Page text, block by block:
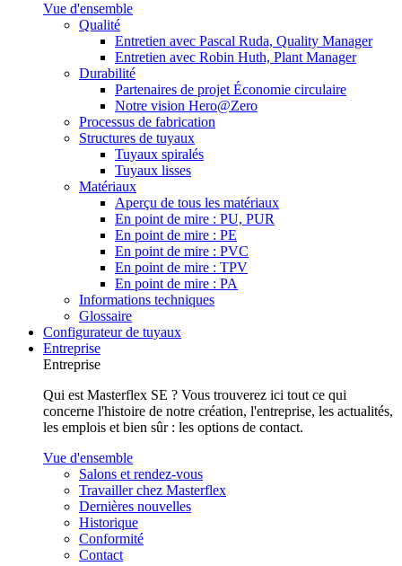
Vue d'ensemble
Qualité
Entretien avec Pascal Ruda, Quality Manager
Entretien avec Robin Huth, Plant Manager
Durabilité
Partenaires de projet Économie circulaire
Notre vision Hero@Zero
Processus de fabrication
Structures de tuyaux
Tuyaux spiralés
Tuyaux lisses
Matériaux
Aperçu de tous les matériaux
En point de mire : PU, PUR
En point de mire : PE
En point de mire : PVC
En point de mire : TPV
En point de mire : PA
Informations techniques
Glossaire
Configurateur de tuyaux
Entreprise
Entreprise
Qui est Masterflex SE ? Vous trouverez ici tout ce qui
concerne l'histoire de notre création, l'entreprise, les actualités,
les emplois et bien sûr : les options de contact.
Vue d'ensemble
Salons et rendez-vous
Travailler chez Masterflex
Dernières nouvelles
Historique
Conformité
Contact